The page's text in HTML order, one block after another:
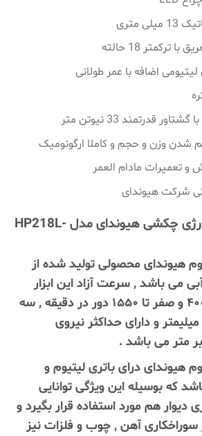
متری
18 حالته
اضافه با عمر طولانی
قدرتمند 33 نیوتن متر
شدن وزن و حجم و کاملا ارگونومیک
تعمیرات مادام العمر
مشخصات دریل شارژی چکشی هیوندای مدل HP218L-
۱۸ لیتیوم هیوندای محصولی تولید شده از
می باشد , سرعت آزاد این ابزار
شارژی بین صفر تا ۴۰۰ و صفر تا ۱۵۵۰ دور در دقیقه , سه
نظام بین ۱٫۵ تا ۱۳ میلیمتر و دارای حداکثر نیروی
۱۸ لیتیوم هیوندای درای باتری لیتیوم و
که بوسیله این ویژگی توانایی
دیوار هم مورد استفاده قرار بگیرد و
سوراخکاری آهن , چوب و فلزات نیز